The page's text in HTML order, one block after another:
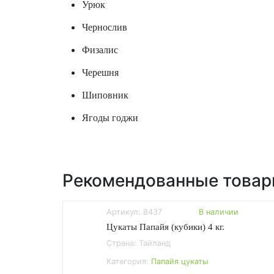
Урюк
Чернослив
Физалис
Черешня
Шиповник
Ягоды годжи
Рекомендованные
Артикул: 8437 В наличии
Цукаты Папайя (кубики) 4 кг.
Страна: Тайланд
Категория: Папайя цукаты